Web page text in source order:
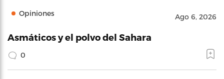
Opiniones Ago 6, 2026
Asmáticos y el polvo del Sahara
0